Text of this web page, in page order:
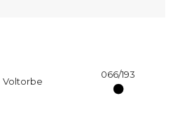
Voltorbe
066/193